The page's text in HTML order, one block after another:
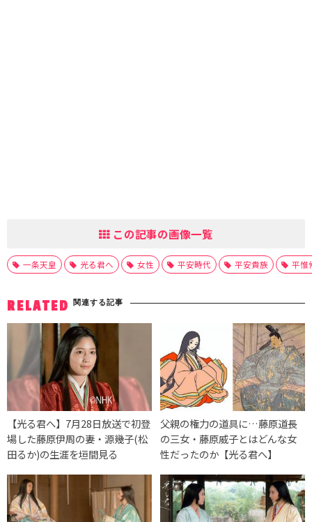
この記事の画像一覧
一条天皇 光る君へ 女性 平安時代 平安貴族 平惟
RELATED 関連する記事
【光る君へ】7月28日放送で初登
場した藤原伊周の妻・源幾子(松
田るか)の生涯を垣間見る
父親の権力の道具に…藤原道長
の三女・藤原威子とはどんな女
性だったのか【光る君へ】